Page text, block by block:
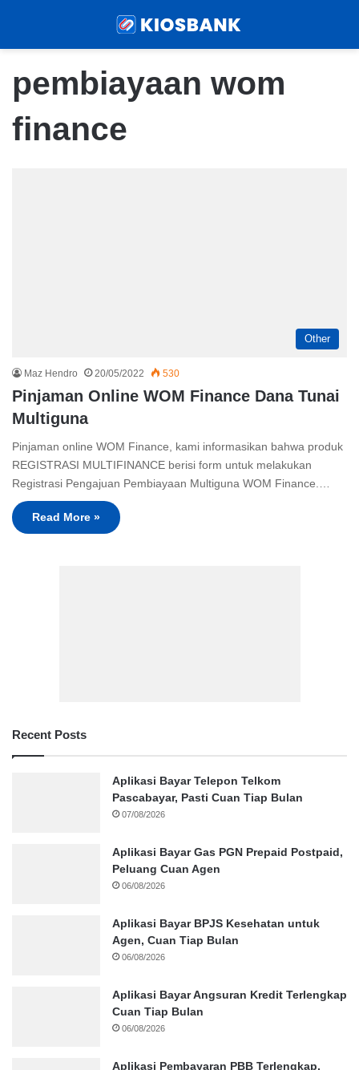
pembiayaan wom
finance
Other
Maz Hendro 20/05/2022 530
Pinjaman Online WOM Finance Dana Tunai
Multiguna
Pinjaman online WOM Finance, kami informasikan bahwa produk
REGISTRASI MULTIFINANCE berisi form untuk melakukan
Registrasi Pengajuan Pembiayaan Multiguna WOM Finance.…
Read More »
Recent Posts
Aplikasi Bayar Telepon Telkom
Pascabayar, Pasti Cuan Tiap Bulan
07/08/2026
Aplikasi Bayar Gas PGN Prepaid Postpaid,
Peluang Cuan Agen
06/08/2026
Aplikasi Bayar BPJS Kesehatan untuk
Agen, Cuan Tiap Bulan
06/08/2026
Aplikasi Bayar Angsuran Kredit Terlengkap
Cuan Tiap Bulan
06/08/2026
Aplikasi Pembayaran PBB Terlengkap,